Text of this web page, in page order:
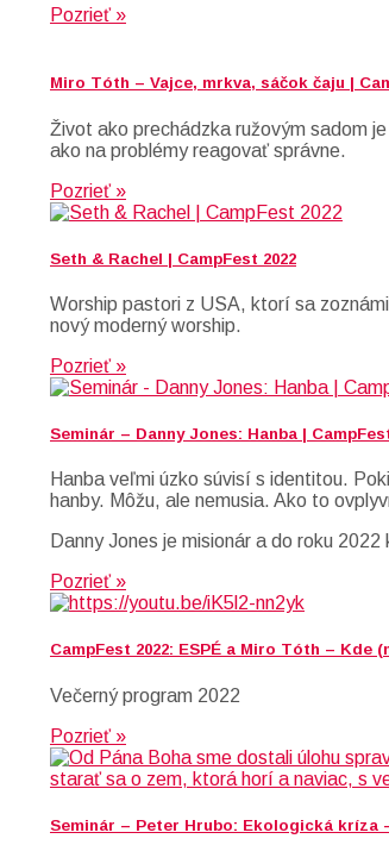
Pozrieť »
Miro Tóth – Vajce, mrkva, sáčok čaju |
Život ako prechádzka ružovým sadom
ako na problémy reagovať správne.
Pozrieť »
Seth & Rachel | CampFest 2022
Worship pastori z USA, ktorí sa
nový moderný worship.
Pozrieť »
Seminár – Danny Jones: Hanba |
Hanba veľmi úzko súvisí s identitou.
hanby. Môžu, ale nemusia. Ako to
Danny Jones je misionár a do roku
Pozrieť »
CampFest 2022: ESPÉ a Miro Tóth – Kde
Večerný program 2022
Pozrieť »
Seminár – Peter Hrubo: Ekologická kríza